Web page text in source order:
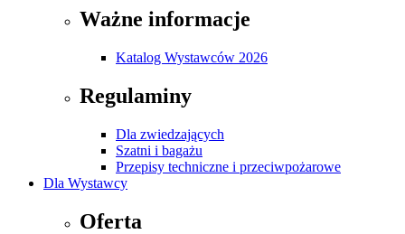
Ważne informacje
Katalog Wystawców 2026
Regulaminy
Dla zwiedzających
Szatni i bagażu
Przepisy techniczne i przeciwpożarowe
Dla Wystawcy
Oferta